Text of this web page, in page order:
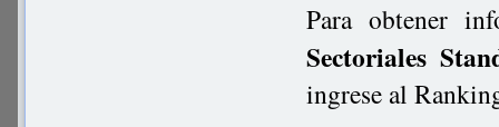
Para obtener
Sectoriales
ingrese al